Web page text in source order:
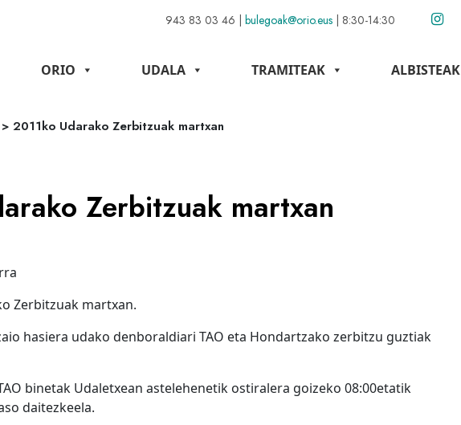
943 83 03 46 | bulegoak@orio.eus | 8:30-14:30
ORIO UDALA TRAMITEAK ALBISTEAK
> 2011ko Udarako Zerbitzuak martxan
Zerbitzuak martxan
Zerbitzuak martxan.
hasiera udako denboraldiari TAO eta Hondartzako zerbitzu guztiak
binetak Udaletxean astelehenetik ostiralera goizeko 08:00etatik
daitezkeela.